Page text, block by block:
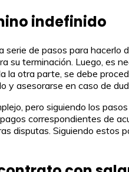
indefinido
de pasos para
su terminación. Luego, es
otra parte, se debe
asesorarse en caso de
pero siguiendo los
correspondientes de
disputas. Siguiendo